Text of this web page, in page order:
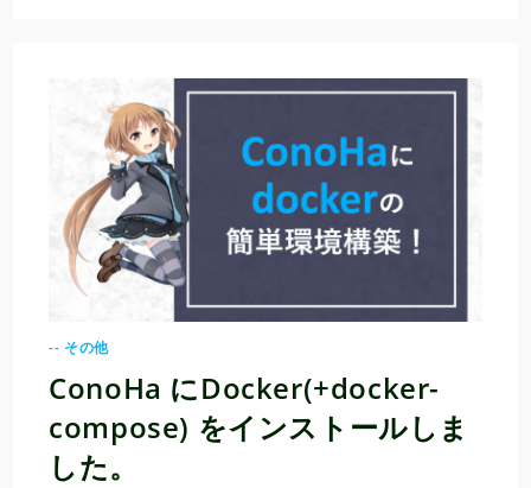
-- その他
ConoHa にDocker(+docker-
compose) をインストールしま
した。